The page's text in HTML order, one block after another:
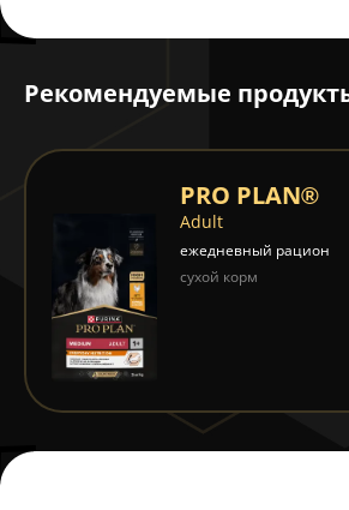
Рекомендуемые
PRO PLAN®
Adult
ежедневный рацион
сухой корм